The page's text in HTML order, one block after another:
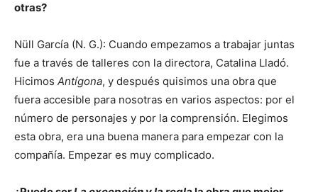
otras?
Nüll García (N. G.): Cuando empezamos a trabajar juntas
fue a través de talleres con la directora, Catalina Lladó.
Hicimos Antígona, y después quisimos una obra que
fuera accesible para nosotras en varios aspectos: por el
número de personajes y por la comprensión. Elegimos
esta obra, era una buena manera para empezar con la
compañía. Empezar es muy complicado.